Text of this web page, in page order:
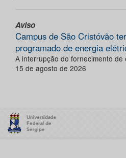
Aviso
Campus de São Cristóvão
programado de energia
A interrupção do fornecimento
15 de agosto de 2026